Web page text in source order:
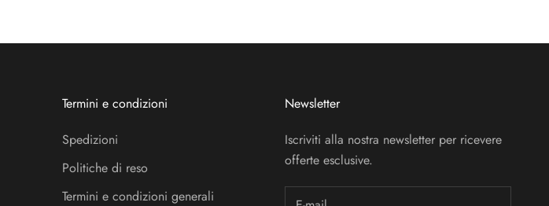
Termini e condizioni
Spedizioni
Politiche di reso
Termini e condizioni generali
Newsletter
Iscriviti alla nostra newsletter per ricevere
offerte esclusive.